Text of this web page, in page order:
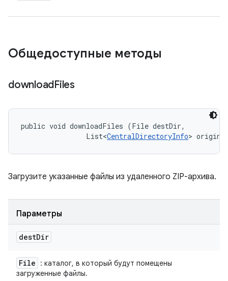
Общедоступные методы
downloadFiles
public void downloadFiles (File destDir,
                List<
CentralDirectoryInfo>
Загрузите указанные файлы из удаленного ZIP-архива.
Параметры
destDir
File
: каталог, в который будут помещены
загруженные файлы.